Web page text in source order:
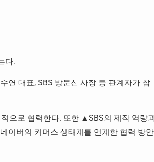
다.
연 대표, SBS 방문신 사장 등 관계자가 참
으로 협력한다. 또한 ▲SBS의 제작 역량
이버의 커머스 생태계를 연계한 협력 방안